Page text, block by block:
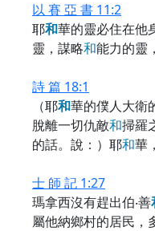
以 賽 亞 書 11:2
耶和華的靈必住在他
靈，謀略和能力的靈
詩 篇 18:1
（耶和華的僕人大衛
脫離一切仇敵和掃羅
的話。說：）耶和華
士 師 記 1:27
瑪拿西沒有趕出伯‧善
屬他納鄉村的居民，